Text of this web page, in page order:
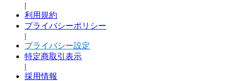
|
利用規約
プライバシーポリシー
|
プライバシー設定
特定商取引表示
|
採用情報